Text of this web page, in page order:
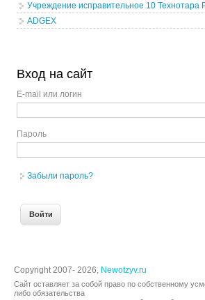
Учреждение исправительное 10 Технотара
ADGEX
Вход на сайт
E-mail или логин
Пароль
Забыли пароль?
Copyright 2007- 2026, Newotzyv.ru
Сайт оставляет за собой право по собственному
либо обязательства